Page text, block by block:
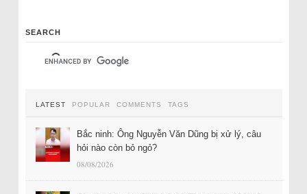
SEARCH
LATEST POPULAR COMMENTS TAGS
Bắc ninh: Ông Nguyễn Văn Dũng bị xử lý, câu
hỏi nào còn bỏ ngỏ?
08/08/2026